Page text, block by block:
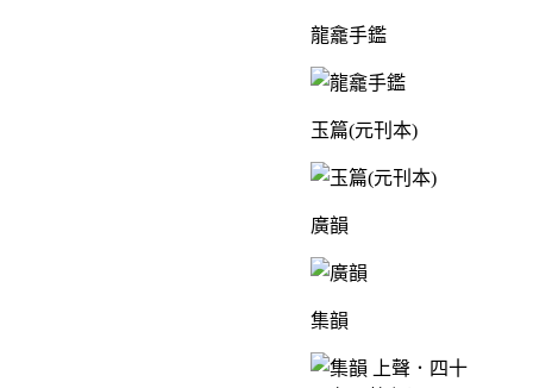
龍龕手鑑
玉篇(元刊本)
廣韻
集韻